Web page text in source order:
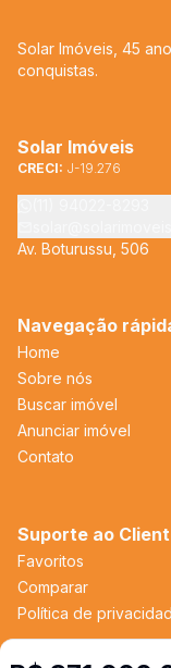
Solar Imóveis, 45
conquistas.
Solar Imóveis
CRECI: J-19.276
Av. Boturussu, 506
Navegação
Home
Sobre nós
Buscar imóvel
Anunciar imóvel
Contato
Suporte ao
Favoritos
Comparar
Política de